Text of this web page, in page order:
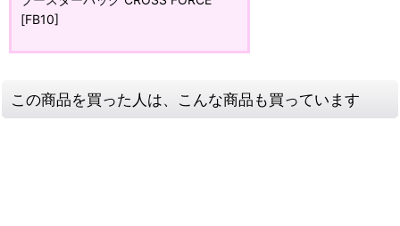
[FB10]
この商品を買った人は、こんな商品も買っています